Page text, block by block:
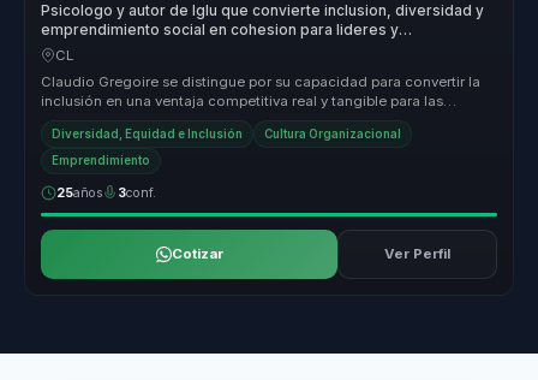
Psicologo y autor de Iglu que convierte inclusion, diversidad y
emprendimiento social en cohesion para lideres y
organizaciones.
CL
Claudio Gregoire se distingue por su capacidad para convertir la
inclusión en una ventaja competitiva real y tangible para las
organizaci...
Diversidad, Equidad e Inclusión Cultura Organizacional
Emprendimiento
25años 3conf.
Cotizar Ver Perfil